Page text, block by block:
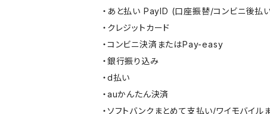
・あと払い PayID (口座振替/コンビニ後払
・クレジットカード
・コンビニ決済またはPay-easy
・銀行振り込み
・d払い
・auかんたん決済
・ソフトバンクまとめて支払い/ワイモバイル